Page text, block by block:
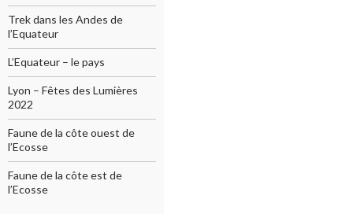
Trek dans les Andes de
l’Equateur
L’Equateur – le pays
Lyon – Fêtes des Lumières
2022
Faune de la côte ouest de
l’Ecosse
Faune de la côte est de
l’Ecosse